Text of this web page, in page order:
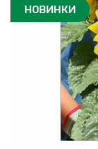
НОВИНКИ